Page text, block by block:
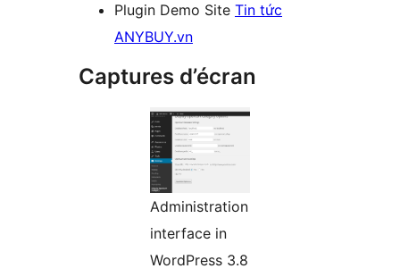
Plugin Demo Site Tin tức
ANYBUY.vn
Captures d’écran
Administration
interface in
WordPress 3.8